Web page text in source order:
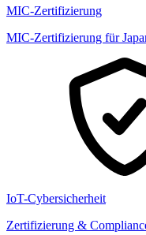
MIC-Zertifizierung
MIC-Zertifizierung für
IoT-Cybersicherheit
Zertifizierung &